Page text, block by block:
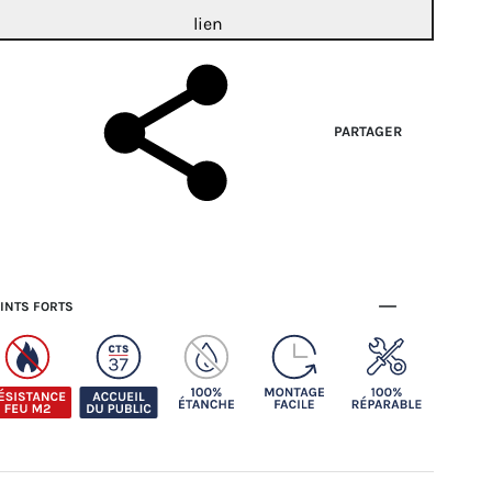
lien
PARTAGER
FORTS